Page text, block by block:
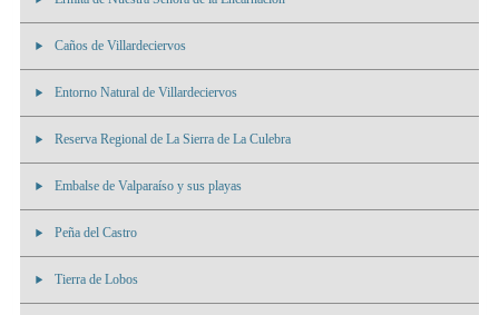
Caños de Villardeciervos
Entorno Natural de Villardeciervos
Reserva Regional de La Sierra de La Culebra
Embalse de Valparaíso y sus playas
Peña del Castro
Tierra de Lobos